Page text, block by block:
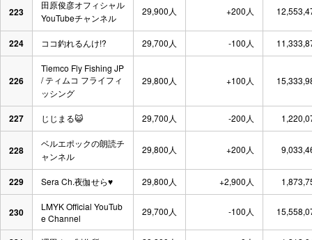
223
田原俊彦オフィシャル
YouTubeチャンネル
29,900人 +200人
224 ココ釣れるんけ!? 29,700人 -100人
226
Tiemco Fly Fishing JP
/ ティムコ フライフィ
ッシング
29,800人 +100人
227 じじまる😺 29,700人 -200人
228
ベルエポックの朗読チ
ャンネル
29,800人 +200人
229 Sera Ch.夜伽せら♥ 29,800人 +2,900人
230
LMYK Official YouTub
e Channel
29,700人 -100人